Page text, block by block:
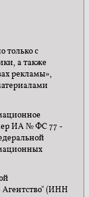
только с
а также
рекламы»,
ИА № ФС 77 -
Агентство" (ИНН